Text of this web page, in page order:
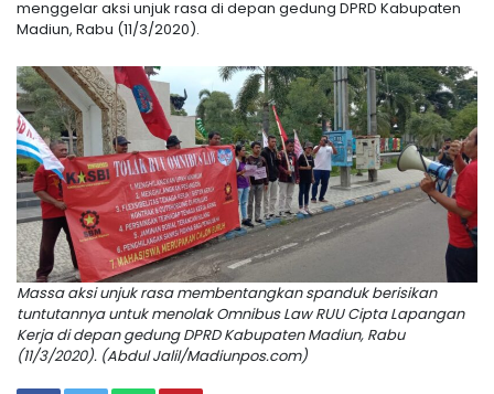
menggelar aksi unjuk rasa di depan gedung DPRD Kabupaten
Madiun, Rabu (11/3/2020).
Massa aksi unjuk rasa membentangkan spanduk berisikan
tuntutannya untuk menolak Omnibus Law RUU Cipta Lapangan
Kerja di depan gedung DPRD Kabupaten Madiun, Rabu
(11/3/2020). (Abdul Jalil/Madiunpos.com)